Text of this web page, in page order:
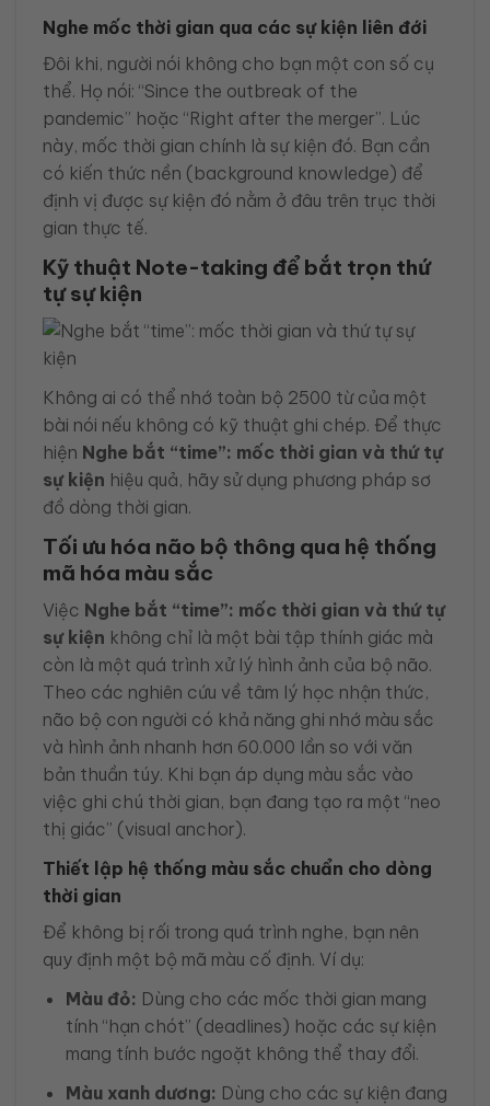
Nghe mốc thời gian qua các sự kiện liên đới
Đôi khi, người nói không cho bạn một con số cụ
thể. Họ nói: “Since the outbreak of the
pandemic” hoặc “Right after the merger”. Lúc
này, mốc thời gian chính là sự kiện đó. Bạn cần
có kiến thức nền (background knowledge) để
định vị được sự kiện đó nằm ở đâu trên trục thời
gian thực tế.
Kỹ thuật Note-taking để bắt trọn thứ
tự sự kiện
Không ai có thể nhớ toàn bộ 2500 từ của một
bài nói nếu không có kỹ thuật ghi chép. Để thực
hiện Nghe bắt “time”: mốc thời gian và thứ tự
sự kiện hiệu quả, hãy sử dụng phương pháp sơ
đồ dòng thời gian.
Tối ưu hóa não bộ thông qua hệ thống
mã hóa màu sắc
Việc Nghe bắt “time”: mốc thời gian và thứ tự
sự kiện không chỉ là một bài tập thính giác mà
còn là một quá trình xử lý hình ảnh của bộ não.
Theo các nghiên cứu về tâm lý học nhận thức,
não bộ con người có khả năng ghi nhớ màu sắc
và hình ảnh nhanh hơn 60.000 lần so với văn
bản thuần túy. Khi bạn áp dụng màu sắc vào
việc ghi chú thời gian, bạn đang tạo ra một “neo
thị giác” (visual anchor).
Thiết lập hệ thống màu sắc chuẩn cho dòng
thời gian
Để không bị rối trong quá trình nghe, bạn nên
quy định một bộ mã màu cố định. Ví dụ:
Màu đỏ: Dùng cho các mốc thời gian mang
tính “hạn chót” (deadlines) hoặc các sự kiện
mang tính bước ngoặt không thể thay đổi.
Màu xanh dương: Dùng cho các sự kiện đang